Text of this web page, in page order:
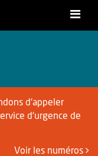
d'appeler
d'urgence de
Voir les numéros